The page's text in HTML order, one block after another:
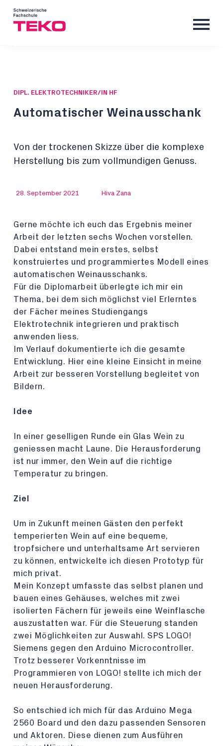
DIPL. ELEKTROTECHNIKER/IN HF
Automatischer Weinausschank
Von der trockenen Skizze über die komplexe
Herstellung bis zum vollmundigen Genuss.
28. September 2021 Hiva Zana
Gerne möchte ich euch das Ergebnis meiner
Arbeit der letzten sechs Wochen vorstellen.
Dabei entstand mein erstes, selbst
konstruiertes und programmiertes Modell eines
automatischen Weinausschanks.
Für die Diplomarbeit überlegte ich mir ein
Thema, bei dem sich möglichst viel Erlerntes
der Fächer meines Studiengangs
Elektrotechnik integrieren und praktisch
anwenden liess.
Im Verlauf dokumentierte ich die gesamte
Entwicklung. Hier eine kleine Einsicht in meine
Arbeit zur besseren Vorstellung begleitet von
Bildern.
Idee
In einer geselligen Runde ein Glas Wein zu
geniessen macht Laune. Die Herausforderung
ist nur immer, den Wein auf die richtige
Temperatur zu bringen.
Ziel
Um in Zukunft meinen Gästen den perfekt
temperierten Wein auf eine bequeme,
tropfsichere und unterhaltsame Art servieren
zu können, entwickelte ich diesen Prototyp für
mich privat.
Mein Konzept umfasste das selbst planen und
bauen eines Gehäuses, welches mit zwei
isolierten Fächern für jeweils eine Weinflasche
auszustatten war. Für die Steuerung standen
zwei Möglichkeiten zur Auswahl. SPS LOGO!
Siemens gegen den Arduino Microcontroller.
Trotz besserer Vorkenntnisse im
Programmieren von LOGO! stellte ich mich der
neuen Herausforderung.
So entschied ich mich für das Arduino Mega
2560 Board und den dazu passenden Sensoren
und Aktoren. Diese dienen zum Ausführen